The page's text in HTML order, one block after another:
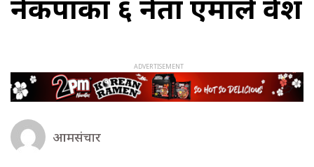
नेकपाका ६ नेता एमाले प्रवेश
आमसंचार